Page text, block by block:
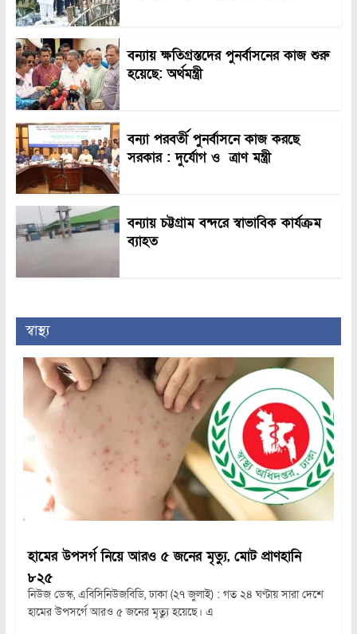
বন্যায় ক্ষতিগ্রস্তদের পুনর্বাসনের কাজ শুরু
হয়েছে: অর্থমন্ত্রী
বন্যা পরবর্তী পুনর্বাসনে কাজ করছে
সরকার : দুর্যোগ ও ত্রাণ মন্ত্রী
বন্যায় চট্টগ্রাম বন্দরে স্বাভাবিক কার্যক্রম
ব্যাহত
স্বাস্থ্য
হামের উপসর্গ নিয়ে আরও ৫ জনের মৃত্যু, মোট প্রাণহানি
৮২৫
নিউজ ডেস্ক, এবিসিনিউজবিডি, ঢাকা (২৭ জুলাই) : গত ২৪ ঘণ্টায় সারা দেশে
হামের উপসর্গে আরও ৫ জনের মৃত্যু হয়েছে। এ